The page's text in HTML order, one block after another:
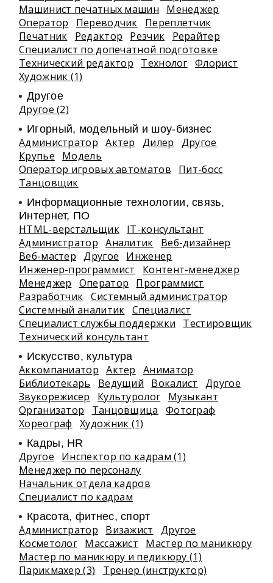
Машинист печатных машин
Менеджер
Оператор
Переводчик
Переплетчик
Печатник
Редактор Резчик
Рерайтер
Специалист по допечатной подготовке
Технический редактор
Технолог Флорист
Художник (1)
Другое
Другое (2)
Игорный, модельный и шоу-бизнес
Администратор Актер Дилер
Другое
Крупье
Модель
Оператор игровых автоматов
Пит-босс
Танцовщик
Информационные технологии, связь,
Интернет, ПО
HTML-верстальщик IT-консультант
Администратор
Аналитик
Веб-дизайнер
Веб-мастер
Другое
Инженер
Инженер-программист
Контент-менеджер
Менеджер
Оператор
Программист
Разработчик Системный администратор
Системный аналитик Специалист
Специалист службы поддержки
Тестировщик
Технический консультант
Искусство, культура
Аккомпаниатор Актер
Аниматор
Библиотекарь
Ведущий Вокалист
Другое
Звукорежисер
Культуролог
Музыкант
Организатор
Танцовщица
Фотограф
Хореограф
Художник (1)
Кадры, HR
Другое
Инспектор по кадрам (1)
Менеджер по персоналу
Начальник отдела кадров
Специалист по кадрам
Красота, фитнес, спорт
Администратор Визажист
Другое
Косметолог Массажист
Мастер по маникюру
Мастер по маникюру и педикюру (1)
Парикмахер (3)
Тренер (инструктор)